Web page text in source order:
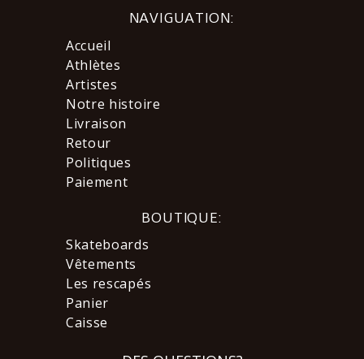
NAVIGUATION:
Accueil
Athlètes
Artistes
Notre histoire
Livraison
Retour
Politiques
Paiement
BOUTIQUE:
Skateboards
Vêtements
Les rescapés
Panier
Caisse